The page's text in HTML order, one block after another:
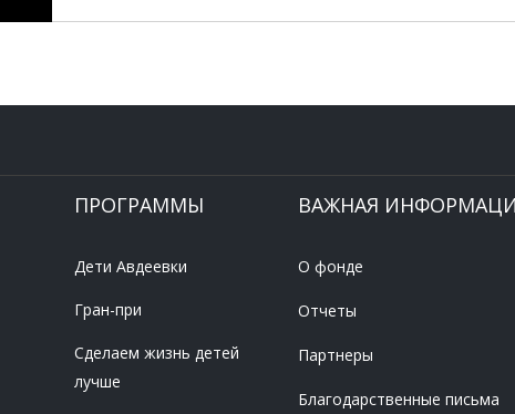
ПРОГРАММЫ
Дети Авдеевки
Гран-при
Сделаем жизнь детей
лучше
ВАЖНАЯ
О фонде
Отчеты
Партнеры
Благодарственные письма